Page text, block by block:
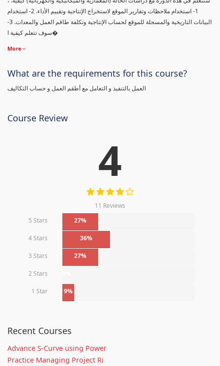
1- استخدام ملاحظات وتقارير الموقع لاستخراج الإنتاجية وتقييم الأداء. 2- استخدام
البيانات التاريخية والمسجلة للموقع لحساب الإنتاجية وتكلفة طاقم العمل والمعدات. 3-
سوف تتعلم كيفية ا�
More
What are the requirements for this course?
العمل بالتنفيذ و التعامل مع أطقم العمل و حساب التكاليف
Course Review
4
11 Reviews
5 Stars
27%
4 Stars 36%
3 Stars 27%
2 Stars
1 Star 9%
Recent Courses
Advance S-Curve using Power
Practice Managing Project Ri